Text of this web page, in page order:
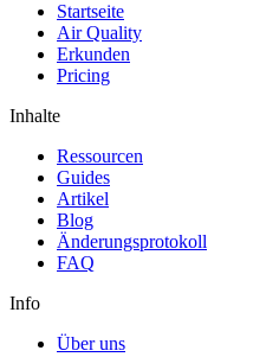
Startseite
Air Quality
Erkunden
Pricing
Inhalte
Ressourcen
Guides
Artikel
Blog
Änderungsprotokoll
FAQ
Info
Über uns